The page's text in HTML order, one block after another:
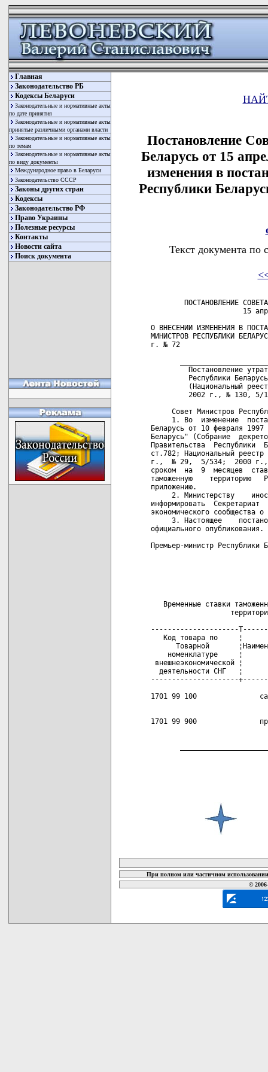
Главная
Законодательство РБ
Кодексы Беларуси
Законодательные и нормативные акты
по дате принятия
Законодательные и нормативные акты
принятые различными органами власти
Законодательные и нормативные акты
по темам
Законодательные и нормативные акты
по виду документы
Международное право в Беларуси
Законодательство СССР
Законы других стран
Кодексы
Законодательство РФ
Право Украины
Полезные ресурсы
Контакты
Новости сайта
Поиск документа
Постановление
Беларусь от 15
изменения в
Республики
Текст документа по
ПОСТАНОВЛЕНИЕ
15
О ВНЕСЕНИИ ИЗМЕНЕНИЯ В
МИНИСТРОВ РЕСПУБЛИКИ
г. № 72
Постановление
Республики
(Национальный
2002 г., № 130,
Совет Министров
1. Во  изменение
Беларусь от 10 февраля
Беларусь" (Собрание
Правительства
ст.782; Национальный
г.,  № 29,  5/534;  2000 г.,
сроком  на  9  месяцев
таможенную    территорию
приложению.
2. Министерству
информировать  Секретариат
экономического сообщества
3. Настоящее
официального опубликования.
Премьер-министр
Временные ставки
---------------------
Код товара по     ¦
Товарной
номенклатуре     ¦
внешнеэкономической ¦
деятельности СНГ   ¦
---------------------
1701 99 100
1701 99 900
При полном или частичном
©